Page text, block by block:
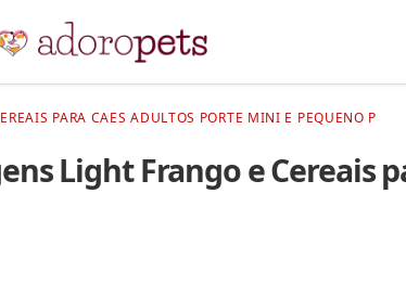
PARA CAES ADULTOS PORTE MINI E PEQUENO P
Light Frango e Cereais